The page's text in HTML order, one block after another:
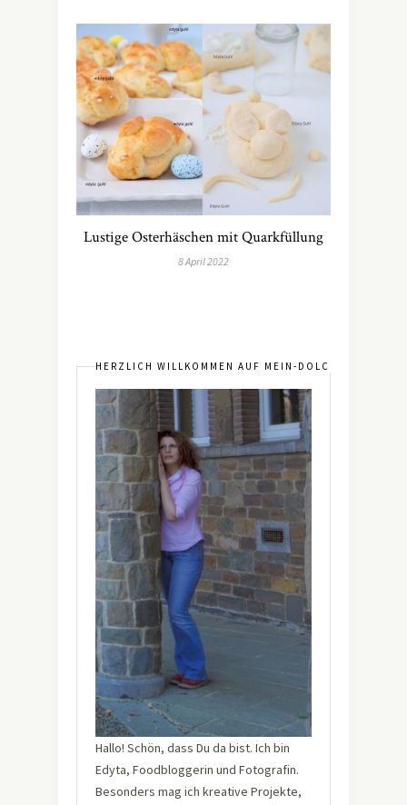
Lustige Osterhäschen mit Quarkfüllung
8 April 2022
HERZLICH WILLKOMMEN AUF MEIN-DOLCEVITA.DE
Hallo! Schön, dass Du da bist. Ich bin
Edyta, Foodbloggerin und Fotografin.
Besonders mag ich kreative Projekte,